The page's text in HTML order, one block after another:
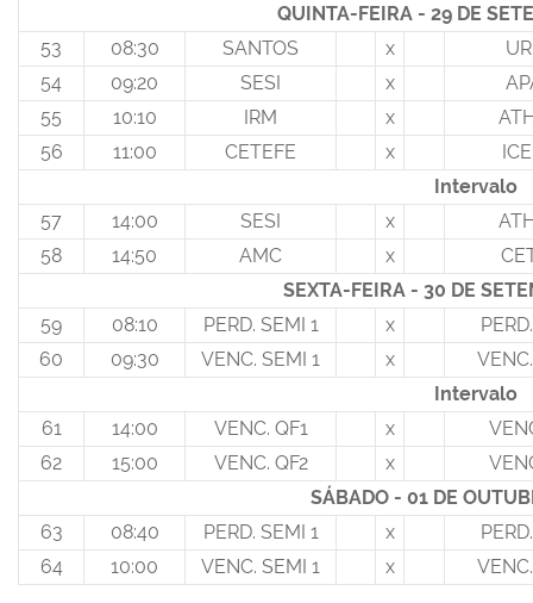
QUINTA-FEIRA - 29 DE
53
08:30 SANTOS x
54
09:20 SESI x
55
10:10 IRM x
56
11:00 CETEFE x
Intervalo
57
14:00 SESI x
58
14:50 AMC x
SEXTA-FEIRA - 30 DE
59
08:10 PERD. SEMI 1 x
60
09:30 VENC. SEMI 1 x
Intervalo
61
14:00 VENC. QF1 x
62
15:00 VENC. QF2 x
SÁBADO - 01 DE
63
08:40 PERD. SEMI 1 x
64
10:00 VENC. SEMI 1 x